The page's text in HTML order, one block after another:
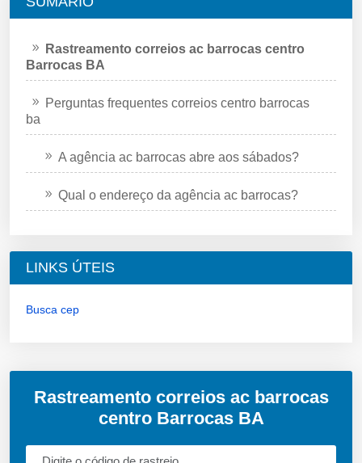
Rastreamento correios ac barrocas centro
Barrocas BA
Perguntas frequentes correios centro barrocas
ba
A agência ac barrocas abre aos sábados?
Qual o endereço da agência ac barrocas?
LINKS ÚTEIS
Busca cep
Rastreamento correios ac barrocas
centro Barrocas BA